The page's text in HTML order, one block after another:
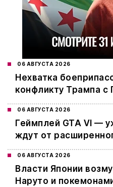
06 АВГУСТА 2026
Нехватка
конфликту Трампа
06 АВГУСТА 2026
Геймплей GTA VI —
ждут от
06 АВГУСТА 2026
Власти Японии
Наруто и